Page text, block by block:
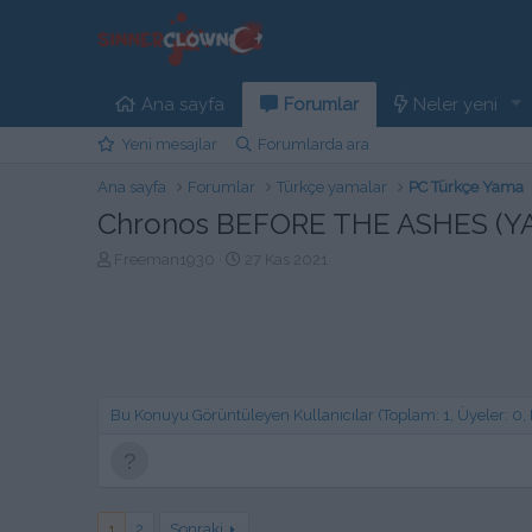
Ana sayfa Forumlar Neler yeni
Yeni mesajlar Forumlarda ara
Ana sayfa Forumlar Türkçe yamalar PC Türkçe Yama
Chronos BEFORE THE ASHES
b
t
ı
Bu Konuyu Görüntüleyen Kullanıcılar (Toplam: 1, Üyeler: 0,